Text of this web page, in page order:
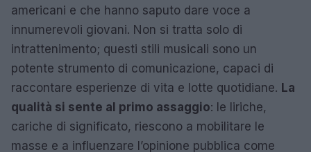
americani e che hanno saputo dare voce a
innumerevoli giovani. Non si tratta solo di
intrattenimento; questi stili musicali sono un
potente strumento di comunicazione, capaci di
raccontare esperienze di vita e lotte quotidiane. La
qualità si sente al primo assaggio: le liriche,
cariche di significato, riescono a mobilitare le
masse e a influenzare l’opinione pubblica come